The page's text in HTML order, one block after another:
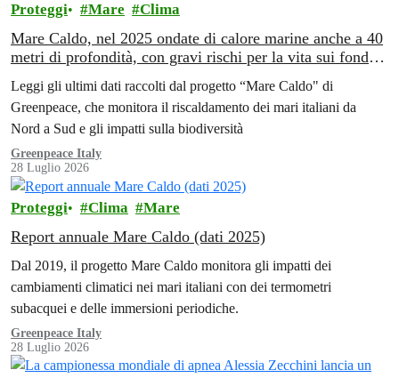
Proteggi Mare Clima
Mare Caldo, nel 2025 ondate di calore marine anche a 40
metri di profondità, con gravi rischi per la vita sui fondali
Leggi gli ultimi dati raccolti dal progetto “Mare Caldo" di
Greenpeace, che monitora il riscaldamento dei mari italiani da
Nord a Sud e gli impatti sulla biodiversità
Greenpeace Italy
28 Luglio 2026
Proteggi Clima Mare
Report annuale Mare Caldo (dati 2025)
Dal 2019, il progetto Mare Caldo monitora gli impatti dei
cambiamenti climatici nei mari italiani con dei termometri
subacquei e delle immersioni periodiche.
Greenpeace Italy
28 Luglio 2026